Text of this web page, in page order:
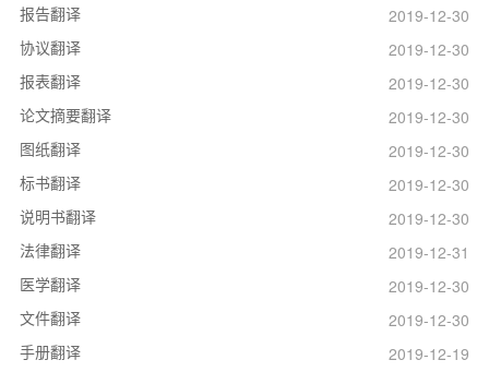
报告翻译
2019-12-30
协议翻译
2019-12-30
报表翻译
2019-12-30
论文摘要翻译
2019-12-30
图纸翻译
2019-12-30
标书翻译
2019-12-30
说明书翻译
2019-12-30
法律翻译
2019-12-31
医学翻译
2019-12-30
文件翻译
2019-12-30
手册翻译
2019-12-19